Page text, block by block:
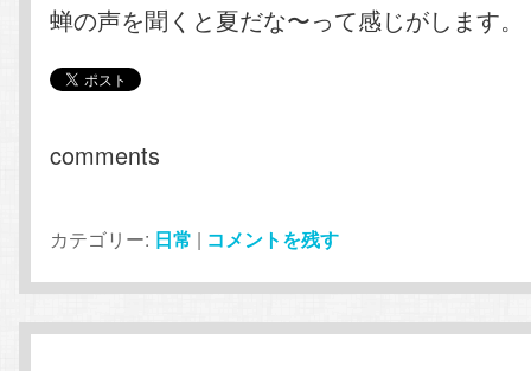
蝉の声を聞くと夏だな〜って感じがします。
comments
カテゴリー: 日常 | コメントを残す